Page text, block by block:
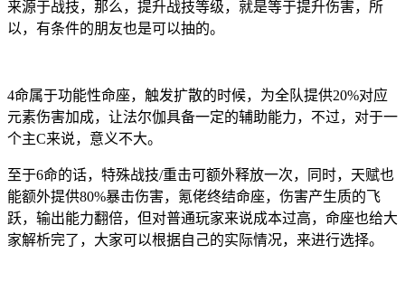
来源于战技，那么，提升战技等级，就是等于提升伤害，所
以，有条件的朋友也是可以抽的。
4命属于功能性命座，触发扩散的时候，为全队提供20%对应
元素伤害加成，让法尔伽具备一定的辅助能力，不过，对于一
个主C来说，意义不大。
至于6命的话，特殊战技/重击可额外释放一次，同时，天赋也
能额外提供80%暴击伤害，氪佬终结命座，伤害产生质的飞
跃，输出能力翻倍，但对普通玩家来说成本过高，命座也给大
家解析完了，大家可以根据自己的实际情况，来进行选择。